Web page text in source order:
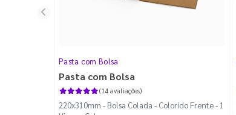
Pasta com Bolsa
Pasta com Bolsa
(14 avaliações)
220x310mm - Bolsa Colada - Colorido Frente - 1